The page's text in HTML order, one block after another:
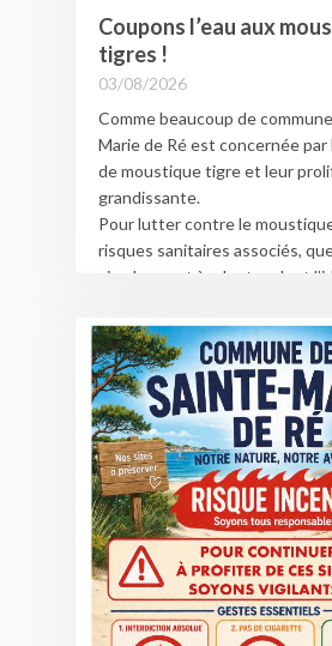
Coupons l’eau aux
tigres !
03/08/2026
Comme beaucoup de
Marie de Ré est concernée par
de moustique tigre et leur
grandissante.
Pour lutter contre le
risques sanitaires associés,
simples sont à adopter, dont